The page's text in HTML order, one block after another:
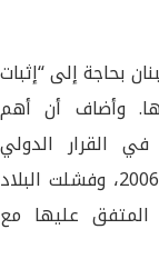
بحاجة إلى “إثبات
وأضاف أن أهم
في القرار الدولي
“1701”، الذي أوقف الحرب مع إسرائيل عام 2006، وفشلت البلاد
المتفق عليها مع